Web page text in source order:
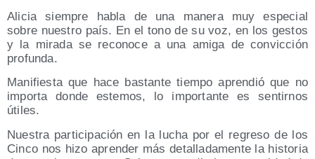
Ali­cia siem­pre habla de una mane­ra muy espe­cial
sobre nues­tro país. En el tono de su voz, en los ges­tos
y la mira­da se reco­no­ce a una ami­ga de con­vic­ción
profunda.
Mani­fies­ta que hace bas­tan­te tiem­po apren­dió que no
impor­ta don­de este­mos, lo impor­tan­te es sen­tir­nos
útiles.
Nues­tra par­ti­ci­pa­ción en la lucha por el regre­so de los
Cin­co nos hizo apren­der más deta­lla­da­men­te la his­to­ria